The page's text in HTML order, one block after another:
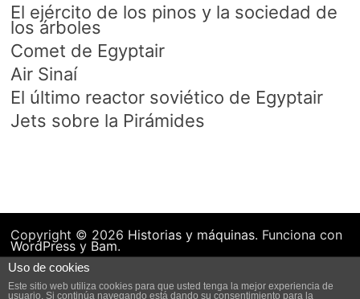
El ejército de los pinos y la sociedad de
los árboles
Comet de Egyptair
Air Sinaí
El último reactor soviético de Egyptair
Jets sobre la Pirámides
Copyright © 2026 Historias y máquinas. Funciona con
WordPressy Bam.
Uso de cookies
Este sitio web utiliza cookies para que usted tenga la mejor experiencia de
usuario. Si continúa navegando está dando su consentimiento para la